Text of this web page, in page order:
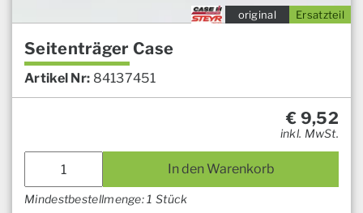
Ersatzteil
original
Seitenträger Case
Artikel Nr: 84137451
€ 9,52
inkl. MwSt.
In den Warenkorb
Mindestbestellmenge: 1 Stück